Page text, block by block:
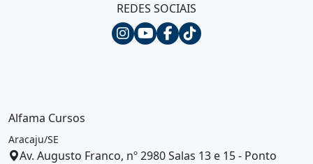
REDES SOCIAIS
Alfama Cursos
Aracaju/SE
Av. Augusto Franco, nº 2980 Salas 13 e 15 - Ponto